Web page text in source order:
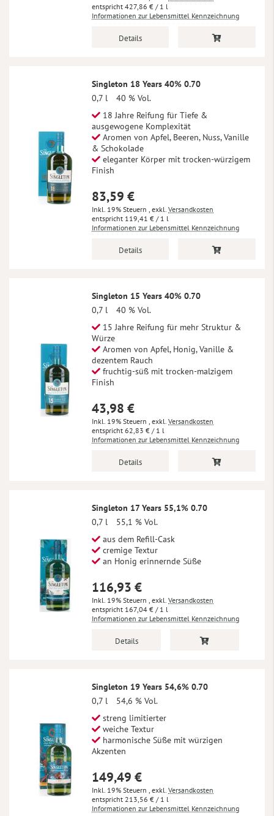
427,86 € / 1 l
Informationen zur Lebensmittel Kennzeichnung
Details
Singleton 18 Years 40% 0.70
0,7 l
40 % Vol.
18 Jahre Reifung für Tiefe &
ausgewogene Komplexität
Aromen von Apfel, Beeren, Nuss, Vanille
& Schokolade
eleganter Körper mit trocken-würzigem
Finish
83,59 €
Inkl. 19% Steuern , exkl. Versandkosten
119,41 € / 1 l
Informationen zur Lebensmittel Kennzeichnung
Details
Singleton 15 Years 40% 0.70
0,7 l
40 % Vol.
15 Jahre Reifung für mehr Struktur &
Würze
Aromen von Apfel, Honig, Vanille &
dezentem Rauch
fruchtig-süß mit trocken-malzigem
Finish
43,98 €
Inkl. 19% Steuern , exkl. Versandkosten
62,83 € / 1 l
Informationen zur Lebensmittel Kennzeichnung
Details
Singleton 17 Years 55,1% 0.70
0,7 l
55,1 % Vol.
aus dem Refill-Cask
cremige Textur
an Honig erinnernde Süße
116,93 €
Inkl. 19% Steuern , exkl. Versandkosten
167,04 € / 1 l
Informationen zur Lebensmittel Kennzeichnung
Details
Singleton 19 Years 54,6% 0.70
0,7 l
54,6 % Vol.
streng limitierter
weiche Textur
harmonische Süße mit würzigen
Akzenten
149,49 €
Inkl. 19% Steuern , exkl. Versandkosten
213,56 € / 1 l
Informationen zur Lebensmittel Kennzeichnung